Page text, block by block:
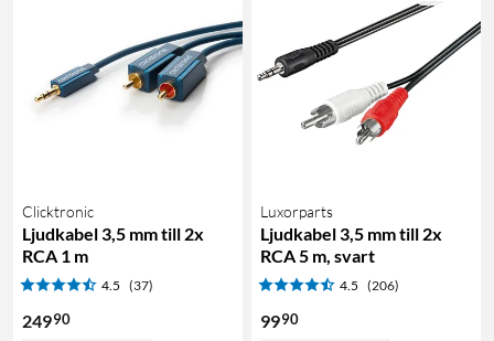
Clicktronic
Ljudkabel 3,5 mm till 2x
RCA 1 m
4.5 (37)
24990
Luxorparts
Ljudkabel 3,5 mm till 2x
RCA 5 m, svart
4.5 (206)
9990